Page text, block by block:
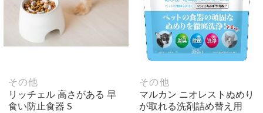
その他
リッチェル 高さがある 早
食い防止食器 S
その他
マルカン ニオレストぬめり
が取れる洗剤詰め替え用